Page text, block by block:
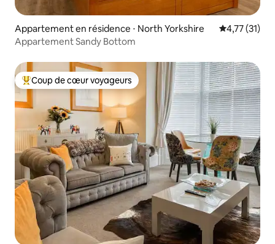
Appartement en résidence ⋅ North Yorkshire Évaluation
4,77 (31)
Appartement Sandy Bottom
Coups de cœur voyageurs les plus appréciés
Coup de cœur voyageurs